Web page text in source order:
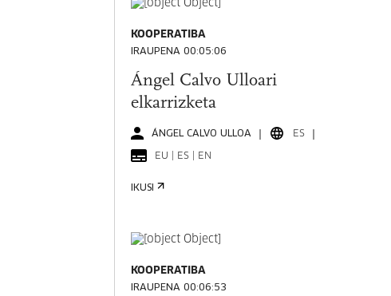
KOOPERATIBA
IRAUPENA 00:05:06
Ángel Calvo Ulloari
elkarrizketa
ÁNGEL CALVO ULLOA ES
EU | ES | EN
IKUSI
KOOPERATIBA
IRAUPENA 00:06:53